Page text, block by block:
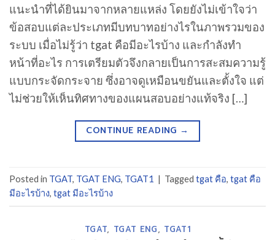
แนะนำที่ได้ยินมาจากหลายแหล่ง โดยยังไม่เข้าใจว่า
ข้อสอบแต่ละประเภทมีบทบาทอย่างไรในภาพรวมของ
ระบบ เมื่อไม่รู้ว่า tgat คือมีอะไรบ้าง และกำลังทำ
หน้าที่อะไร การเตรียมตัวจึงกลายเป็นการสะสมความรู้
แบบกระจัดกระจาย ซึ่งอาจดูเหมือนขยันและตั้งใจ แต่
ไม่ช่วยให้เห็นทิศทางของแผนสอบอย่างแท้จริง […]
CONTINUE READING →
Posted in TGAT, TGAT ENG, TGAT1 | Tagged tgat คือ, tgat คือ
มีอะไรบ้าง, tgat มีอะไรบ้าง
TGAT, TGAT ENG, TGAT1